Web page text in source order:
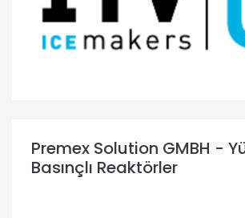
Premex Solution GMBH -
Basınçlı Reaktörler